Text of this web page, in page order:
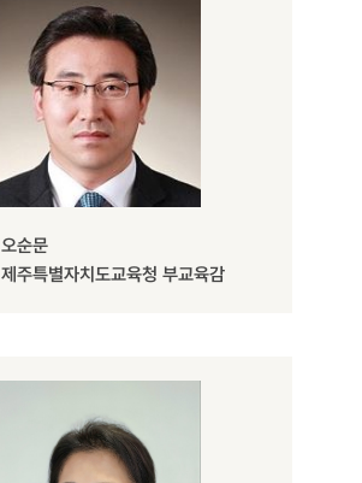
오순문
제주특별자치도교육청 부교육감